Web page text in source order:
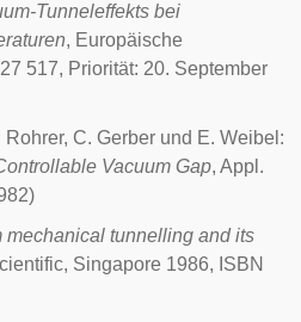
Tunneleffekts bei
, Europäische
517, Priorität: 20. September
Rohrer, C. Gerber und E. Weibel:
Vacuum Gap, Appl.
mechanical tunnelling and its
Singapore 1986, ISBN